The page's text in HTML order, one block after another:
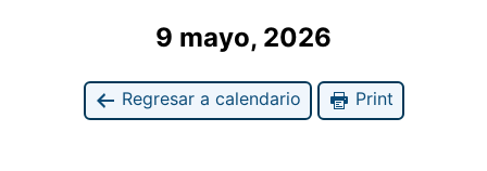
9 mayo, 2026
Regresar a calendario Print